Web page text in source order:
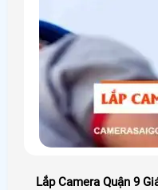
Lắp Camera Quận 9